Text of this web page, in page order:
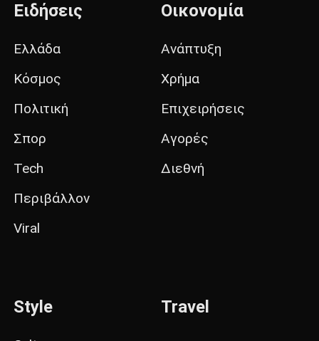
Ειδήσεις
Ελλάδα
Κόσμος
Πολιτική
Σπορ
Tech
Περιβάλλον
Viral
Οικονομία
Ανάπτυξη
Χρήμα
Επιχειρήσεις
Αγορές
Διεθνή
Style Travel